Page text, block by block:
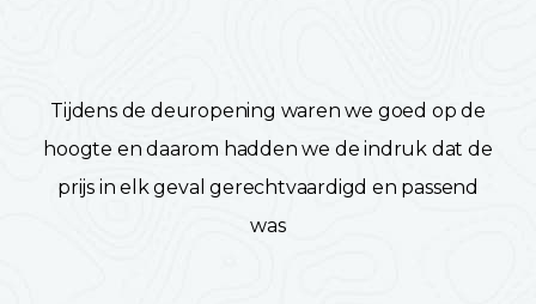
Tijdens de deuropening waren we goed op de
hoogte en daarom hadden we de indruk dat de
prijs in elk geval gerechtvaardigd en passend
was